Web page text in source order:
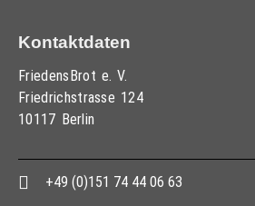
Kontaktdaten
FriedensBrot e. V.
Friedrichstrasse 124
10117 Berlin
+49 (0)151 74 44 06 63